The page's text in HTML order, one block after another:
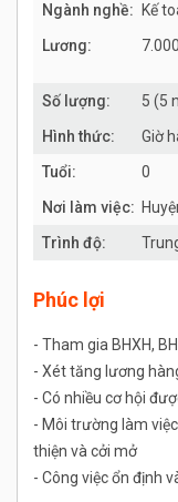
Ngành nghề:
Kế
Lương:
Số lượng:
5 (5
Hình thức:
Giờ
Tuổi:
0
Nơi làm việc:
Trình độ:
Phúc lợi
- Tham gia BHXH,
- Xét tăng lương
- Có nhiều cơ hội
- Môi trường làm
thiện và cởi mở
- Công việc ổn định